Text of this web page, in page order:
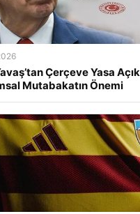
Çerçeve Yasa
Mutabakatın Önemi